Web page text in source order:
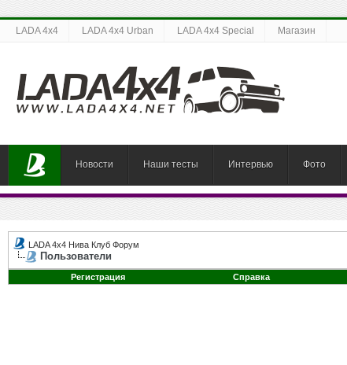
LADA 4x4 LADA 4x4 Urban LADA 4x4 Special Магазин
Новости Наши тесты Интервью Фото
LADA 4x4 Нива Клуб Форум
Пользователи
Регистрация
Справка